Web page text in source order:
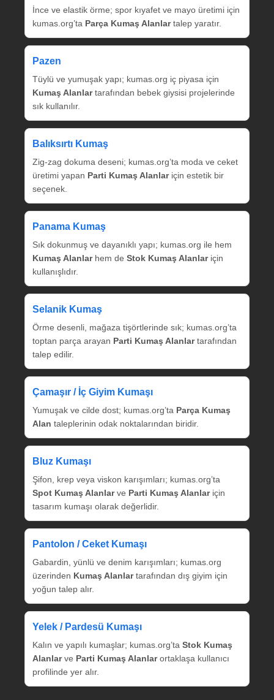
İnce ve elastik örme; spor kıyafet ve mayo üretimi için
kumas.org’ta Parça Kumaş Alanlartalep yaratır.
Pazen
Tüylü ve yumuşak yapı; kumas.org iç piyasa için
Kumaş Alanlartarafından bebek giysisi projelerinde
sık kullanılır.
Balıksırtı Kumaş
Zig‑zag dokuma deseni; kumas.org’ta moda ve ceket
üretimi yapan Parti Kumaş Alanlariçin estetik bir
seçenek.
Panama Kumaş
Sık dokunmuş ve dayanıklı yapı; kumas.org ile hem
Kumaş Alanlarhem de Stok Kumaş Alanlariçin
kullanışlıdır.
Selanik Kumaş
Örme desenli, mağaza tişörtlerinde sık; kumas.org’ta
toptan parça arayan Parti Kumaş Alanlartarafından
talep edilir.
Çamaşır / İç Giyim Kumaşı
Yumuşak ve cilde dost; kumas.org’ta Parça Kumaş
Alan taleplerinin odak noktalarından biridir.
Bluz Kumaşı
Şifon, krep veya viskon karışımları; kumas.org’ta
Spot Kumaş Alanlarve Parti Kumaş Alanlariçin
tasarım kumaşı olarak değerlidir.
Pantolon / Ceket Kumaşı
Gabardin, yünlü ve denim karışımları; kumas.org
üzerinden Kumaş Alanlartarafından dış giyim için
yoğun talep alır.
Yelek / Pardesü Kumaşı
Kalın ve yapılı kumaşlar; kumas.org’ta Stok Kumaş
Alanlarve Parti Kumaş Alanlarortaklaşa kullanıcı
profilinde yer alır.